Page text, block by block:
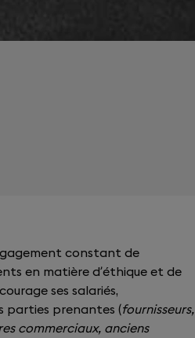
constant de
en matière d’éthique et de
ses salariés,
parties prenantes (fournisseurs,
commerciaux, anciens